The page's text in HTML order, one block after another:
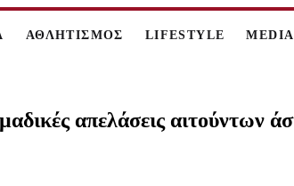
ΑΘΛΗΤΙΣΜΟΣ LIFESTYLE MEDIA
απελάσεις αιτούντων